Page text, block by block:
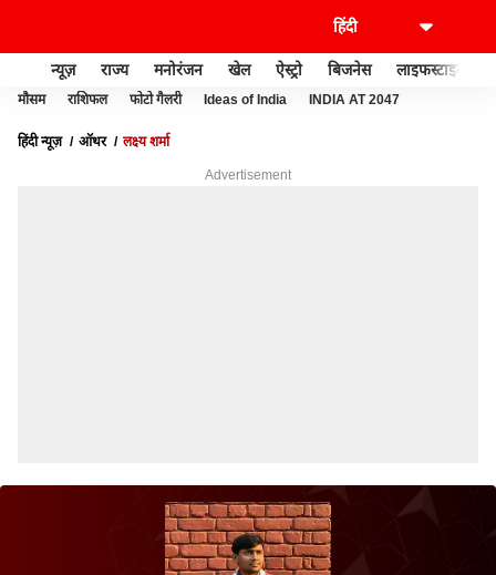
न्यूज़ राज्य मनोरंजन खेल ऐस्ट्रो बिजनेस लाइफस्टाइल
मौसम राशिफल फोटो गैलरी Ideas of India INDIA AT 2047
हिंदी न्यूज़ ऑथर लक्ष्य शर्मा
Advertisement